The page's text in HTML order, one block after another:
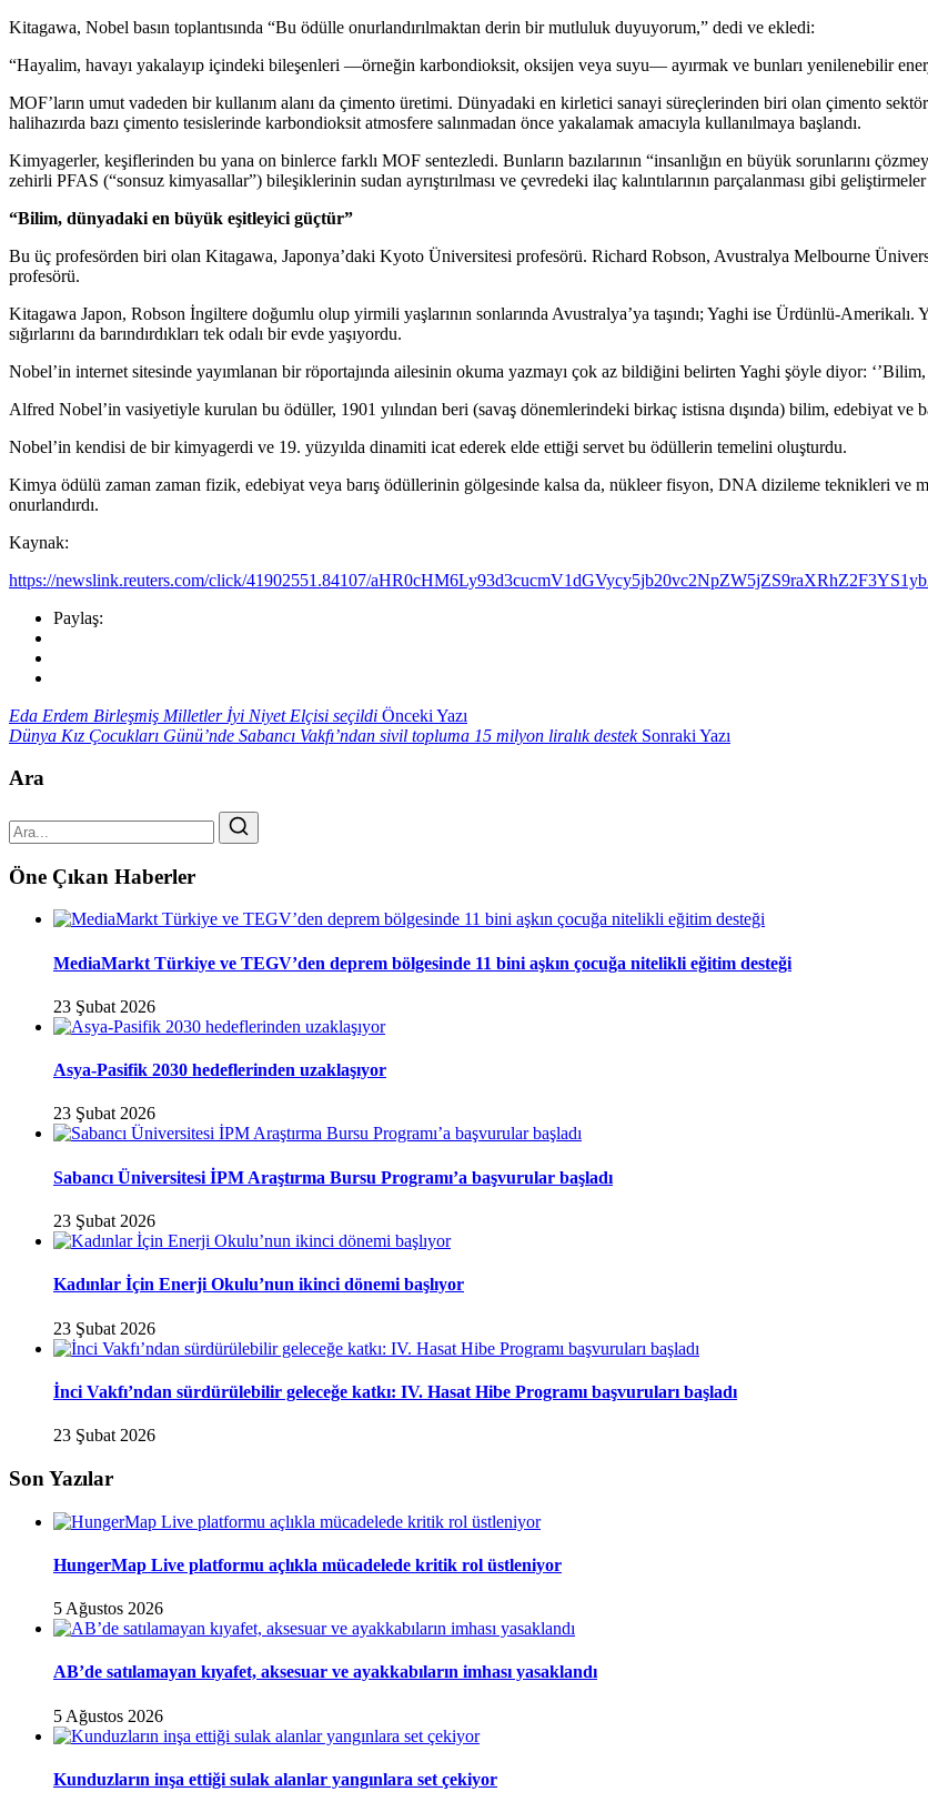
Kitagawa, Nobel basın toplantısında “Bu ödülle onurlandırılmaktan derin bir mutluluk duyuyorum,” dedi ve ekledi:
“Hayalim, havayı yakalayıp içindeki bileşenleri —örneğin karbondioksit, oksijen veya suyu— ayırmak ve bunları yenilenebilir
MOF’ların umut vadeden bir kullanım alanı da çimento üretimi. Dünyadaki en kirletici sanayi süreçlerinden biri olan çimento
halihazırda bazı çimento tesislerinde karbondioksit atmosfere salınmadan önce yakalamak amacıyla kullanılmaya başlandı.
Kimyagerler, keşiflerinden bu yana on binlerce farklı MOF sentezledi. Bunların bazılarının “insanlığın en büyük sorunlarını
zehirli PFAS (“sonsuz kimyasallar”) bileşiklerinin sudan ayrıştırılması ve çevredeki ilaç kalıntılarının parçalanması gibi
“Bilim, dünyadaki en büyük eşitleyici güçtür”
Bu üç profesörden biri olan Kitagawa, Japonya’daki Kyoto Üniversitesi profesörü. Richard Robson, Avustralya Melbourne
profesörü.
Kitagawa Japon, Robson İngiltere doğumlu olup yirmili yaşlarının sonlarında Avustralya’ya taşındı; Yaghi ise Ürdünlü-
sığırlarını da barındırdıkları tek odalı bir evde yaşıyordu.
Nobel’in internet sitesinde yayımlanan bir röportajında ailesinin okuma yazmayı çok az bildiğini belirten Yaghi şöyle diyor:
Alfred Nobel’in vasiyetiyle kurulan bu ödüller, 1901 yılından beri (savaş dönemlerindeki birkaç istisna dışında) bilim, edebiyat ve
Nobel’in kendisi de bir kimyagerdi ve 19. yüzyılda dinamiti icat ederek elde ettiği servet bu ödüllerin temelini oluşturdu.
Kimya ödülü zaman zaman fizik, edebiyat veya barış ödüllerinin gölgesinde kalsa da, nükleer fisyon, DNA dizileme teknikleri ve
onurlandırdı.
Kaynak:
https://newslink.reuters.com/click/41902551.84107/
Paylaş:
Eda Erdem Birleşmiş Milletler İyi Niyet Elçisi seçildi Önceki Yazı
Dünya Kız Çocukları Günü’nde Sabancı Vakfı’ndan sivil topluma 15 milyon liralık destekSonraki Yazı
Ara
Öne Çıkan Haberler
MediaMarkt Türkiye ve TEGV’den deprem bölgesinde 11 bini aşkın çocuğa nitelikli eğitim desteği
23 Şubat 2026
Asya-Pasifik 2030 hedeflerinden uzaklaşıyor
23 Şubat 2026
Sabancı Üniversitesi İPM Araştırma Bursu Programı’a başvurular başladı
23 Şubat 2026
Kadınlar İçin Enerji Okulu’nun ikinci dönemi başlıyor
23 Şubat 2026
İnci Vakfı’ndan sürdürülebilir geleceğe katkı: IV. Hasat Hibe Programı başvuruları başladı
23 Şubat 2026
Son Yazılar
HungerMap Live platformu açlıkla mücadelede kritik rol üstleniyor
5 Ağustos 2026
AB’de satılamayan kıyafet, aksesuar ve ayakkabıların imhası yasaklandı
5 Ağustos 2026
Kunduzların inşa ettiği sulak alanlar yangınlara set çekiyor